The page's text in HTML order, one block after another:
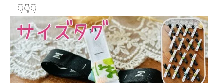
👇👇👇